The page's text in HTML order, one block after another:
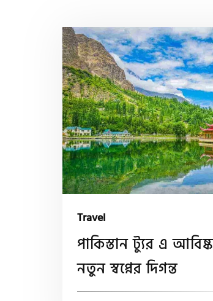
Travel
পাকিস্তান ট্যুর এ
নতুন স্বপ্নের দিগন্ত